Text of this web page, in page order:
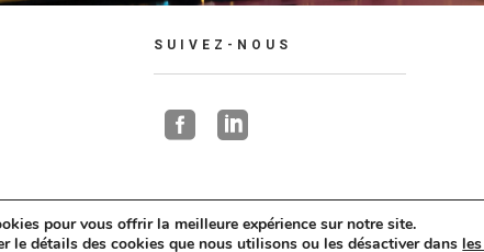
SUIVEZ-NOUS
 
Maisons sur mesure – Tous droits réservés – 2021 –
pour vous offrir la meilleure expérience sur notre site.
le détails des cookies que nous utilisons ou les désactiver dans